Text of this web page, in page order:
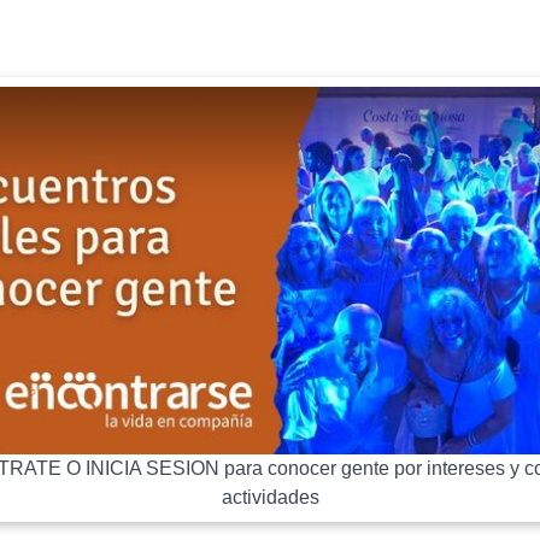
O INICIA SESION para conocer gente por intereses y
actividades